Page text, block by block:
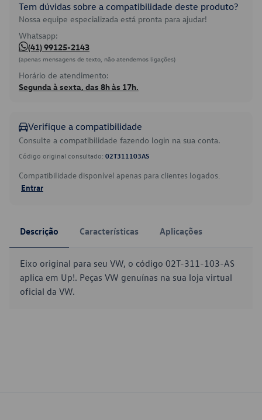
Tem dúvidas sobre a compatibilidade deste produto?
Nossa equipe especializada está pronta para ajudar!
Whatsapp:
(41) 99125-2143
(apenas mensagens de texto, não atendemos ligações)
Horário de atendimento:
Segunda à sexta, das 8h às 17h.
Verifique a compatibilidade
Consulte a compatibilidade fazendo login na sua conta.
Código original consultado: 02T311103AS
Compatibilidade disponível apenas para clientes logados.
Entrar
Descrição Características Aplicações
Eixo original para seu VW, o código 02T-311-103-AS
aplica em Up!. Peças VW genuínas na sua loja virtual
oficial da VW.